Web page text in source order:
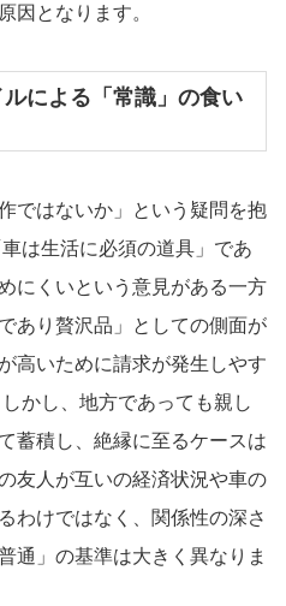
因となります。
による「常識」の食い
ではないか」という疑問を抱
は生活に必須の道具」であ
にくいという意見がある一方
あり贅沢品」としての側面が
高いために請求が発生しやす
かし、地方であっても親し
蓄積し、絶縁に至るケースは
友人が互いの経済状況や車の
わけではなく、関係性の深さ
通」の基準は大きく異なりま